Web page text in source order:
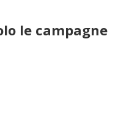
le campagne